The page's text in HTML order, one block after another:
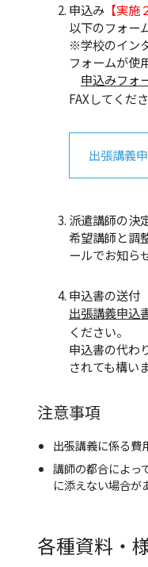
申込み【実施
以下のフォー
※学校のイン
フォームが使
申込みフォ
FAXしてくださ
出張講義
派遣講師の決
希望講師と調
ールでお知ら
申込書の送付
出張講義申込
ください。
申込書の代わ
されても構い
注意事項
出張講義に係る費
講師の都合によっ
に添えない場合が
各種資料・